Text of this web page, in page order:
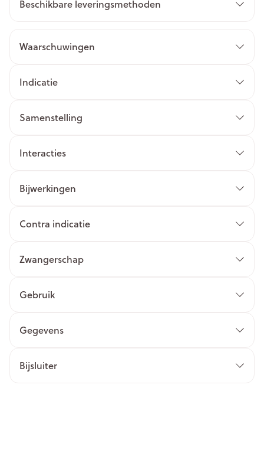
Beschikbare leveringsmethoden
Waarschuwingen
Indicatie
Samenstelling
Interacties
Bijwerkingen
Contra indicatie
Zwangerschap
Gebruik
Gegevens
Bijsluiter